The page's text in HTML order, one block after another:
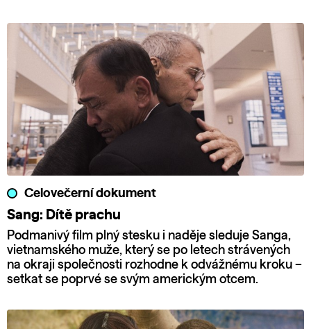
Celovečerní dokument
Sang: Dítě prachu
Podmanivý film plný stesku i naděje sleduje Sanga,
vietnamského muže, který se po letech strávených
na okraji společnosti rozhodne k odvážnému kroku –
setkat se poprvé se svým americkým otcem.